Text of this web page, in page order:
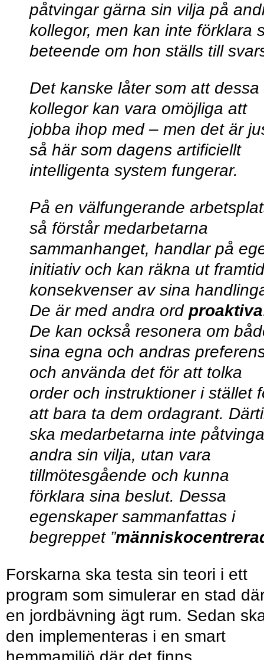
påtvingar gärna sin vilja på
kollegor, men kan inte förklara
beteende om hon ställs till
Det kanske låter som att dessa
kollegor kan vara omöjliga att
jobba ihop med – men det är
så här som dagens artificiellt
intelligenta system fungerar.
På en välfungerande
så förstår medarbetarna
sammanhanget, handlar på
initiativ och kan räkna ut
konsekvenser av sina
De är med andra ord proaktiva
De kan också resonera om
sina egna och andras
och använda det för att tolka
order och instruktioner i stället
att bara ta dem ordagrant.
ska medarbetarna inte påtvinga
andra sin vilja, utan vara
tillmötesgående och kunna
förklara sina beslut. Dessa
egenskaper sammanfattas i
begreppet ”
Forskarna ska testa sin teori i ett
program som simulerar en stad
en jordbävning ägt rum. Sedan
den implementeras i en smart